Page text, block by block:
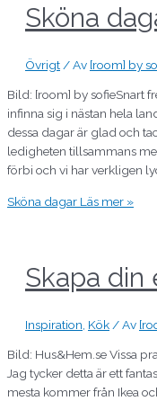
Sköna
Övrigt / Av [room] by
Bild: [room] by sofieSnart
infinna sig i nästan hela
dessa dagar är glad och
ledigheten tillsammans
förbi och vi har verkligen
Sköna dagar Läs mer »
Skapa din
Inspiration Kök / Av
Bild: Hus&Hem.se Vissa
Jag tycker detta är ett
mesta kommer från Ikea